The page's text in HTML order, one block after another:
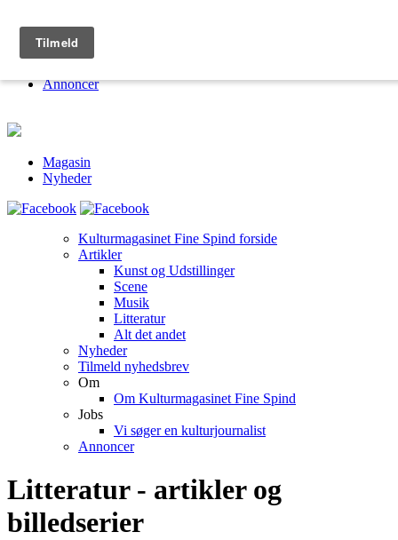
Om
Annoncer
Magasin
Nyheder
Kulturmagasinet Fine Spind forside
Artikler
Kunst og Udstillinger
Scene
Musik
Litteratur
Alt det andet
Nyheder
Tilmeld nyhedsbrev
Om
Om Kulturmagasinet Fine Spind
Jobs
Vi søger en kulturjournalist
Annoncer
Litteratur - artikler og
billedserier